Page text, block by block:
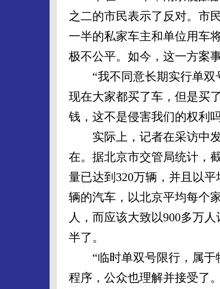
之二的市民表示了反对。市
一半的私家车主和单位用车
极不公平。如今，这一方案
“我不同意长期实行单双
现在大家都买了车，但是买
钱，这不是侵害我们的权利
实际上，记者在采访中发
在。据北京市交管局统计，
量已达到320万辆，并且以
辆的汽车，以北京平均每个
人，而应该大致以900多万
半了。
“临时单双号限行，属于
程序，公众也理解并接受了